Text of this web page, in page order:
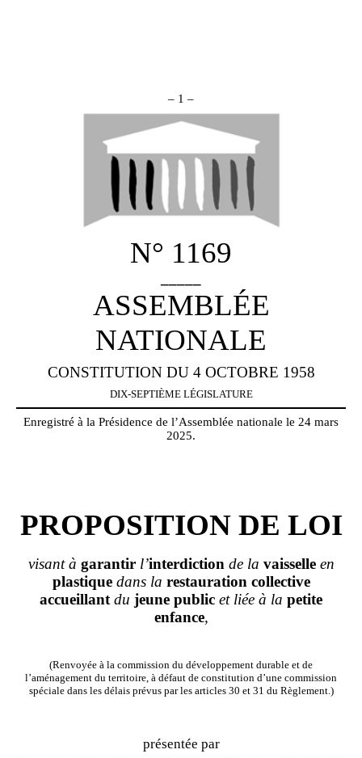
– 1 –
N° 1169
ASSEMBLÉE
NATIONALE
CONSTITUTION DU 4 OCTOBRE 1958
DIX-SEPTIÈME LÉGISLATURE
Enregistré à la Présidence de l’Assemblée nationale le 24 mars
2025.
PROPOSITION DE LOI
visant à garantirl’interdictionde la vaisselleen
plastiquedans la restauration collective
accueillantdu jeune public et liée à la petite
enfance,
(Renvoyée à la commission du développement durable et de
l’aménagement du territoire, à défaut de constitution d’une commission
spéciale dans les délais prévus par les articles 30 et 31 du Règlement.)
présentée par